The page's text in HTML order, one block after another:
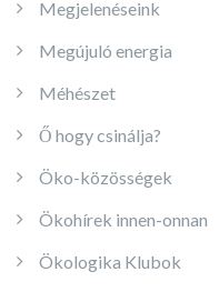
Megjelenéseink
Megújuló energia
Méhészet
Ő hogy csinálja?
Öko-közösségek
Ökohírek innen-onnan
Ökologika Klubok